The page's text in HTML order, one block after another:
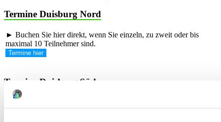
Termine Duisburg Nord
► Buchen Sie hier direkt, wenn Sie einzeln, zu zweit oder bis
maximal 10 Teilnehmer sind.
Termine hier
Termine Duisburg Süd